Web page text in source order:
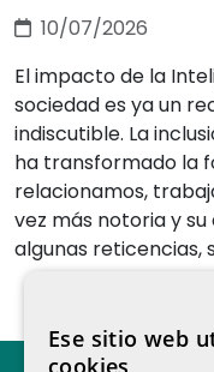
10/07/2026
El impacto de la
sociedad es ya un
indiscutible. La
ha transformado la
relacionamos,
vez más notoria y
algunas reticencias,
Ese sitio web
cookies